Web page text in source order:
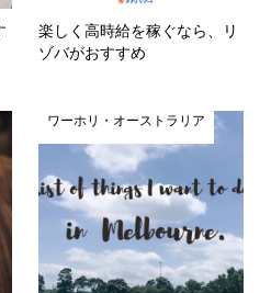
楽しく高時給を稼ぐなら、リ
ゾバがおすすめ
ワーホリ・オーストラリア